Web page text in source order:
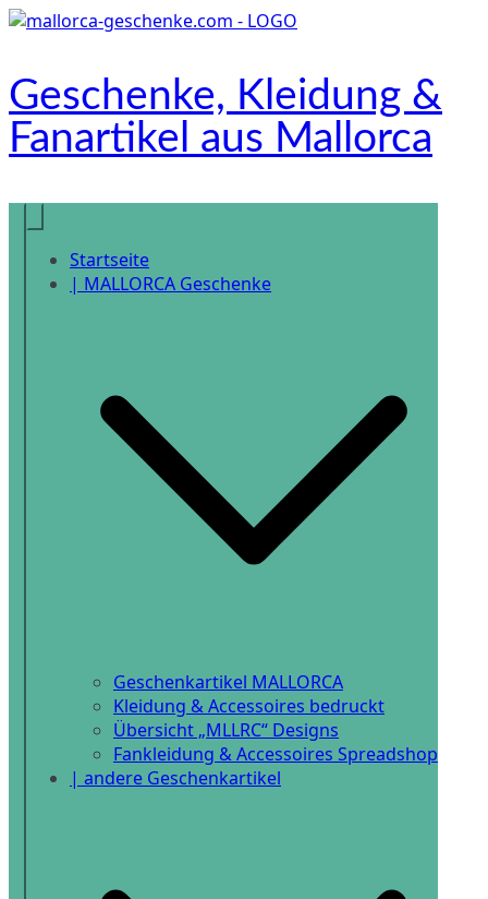
Zum
Geschenke, Kleidung &
Fanartikel aus Mallorca
Onlineshop
Startseite
| MALLORCA Geschenke
Geschenkartikel MALLORCA
Kleidung & Accessoires bedruckt
Übersicht „MLLRC“ Designs
Fankleidung & Accessoires Spreadshop
| andere Geschenkartikel